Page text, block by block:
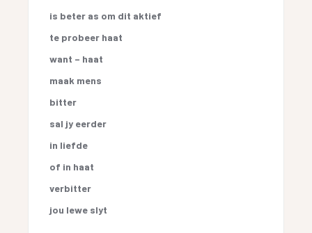
is beter as om dit aktief
te probeer haat
want – haat
maak mens
bitter
sal jy eerder
in liefde
of in haat
verbitter
jou lewe slyt